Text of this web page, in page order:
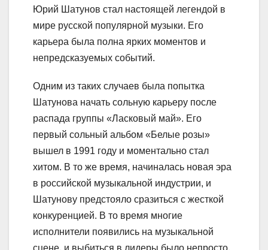
Юрий Шатунов стал настоящей легендой в
мире русской популярной музыки. Его
карьера была полна ярких моментов и
непредсказуемых событий.
Одним из таких случаев была попытка
Шатунова начать сольную карьеру после
распада группы «Ласковый май». Его
первый сольный альбом «Белые розы»
вышел в 1991 году и моментально стал
хитом. В то же время, начиналась новая эра
в российской музыкальной индустрии, и
Шатунову предстояло сразиться с жесткой
конкуренцией. В то время многие
исполнители появились на музыкальной
сцене, и выбиться в лидеры было непросто.